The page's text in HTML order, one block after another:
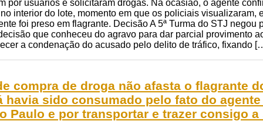
por usuários e solicitaram drogas. Na ocasião, o agente
no interior do lote, momento em que os policiais
foi preso em flagrante. Decisão A 5ª Turma do STJ
que conheceu do agravo para dar parcial provimento
a condenação do acusado pelo delito de tráfico, fixando
compra de droga não afasta o flagrante
havia sido consumado pelo fato do
Paulo e por transportar e trazer consigo